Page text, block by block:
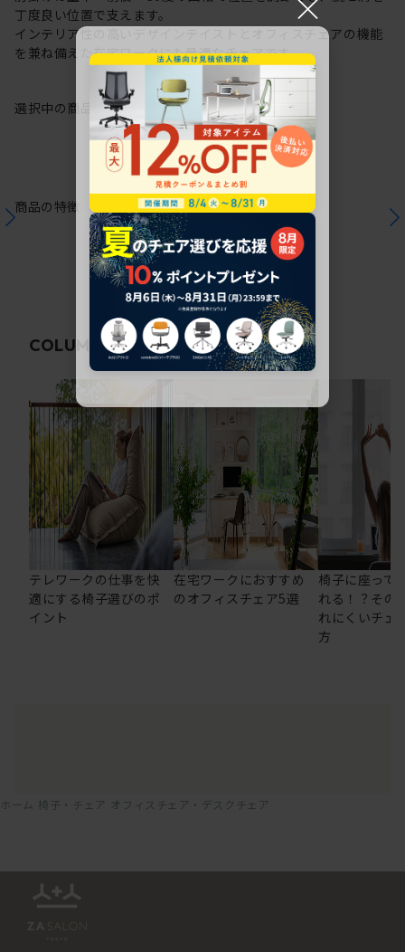
丁度良い位置で支えます。
インテリア性の高いデザインテイストとオフィスチェアの機能
を兼ね備えた在宅ワークにも最適なチェアです。
選択中の商品情報保証 注意事項
商品の特徴
COLUMN関連コラム
テレワークの仕事を快
適にする椅子選びのポ
イント
在宅ワークにおすすめ
のオフィスチェア5選
椅子に座って
れる！？その
れにくいチェ
方
ホーム 椅子・チェア オフィスチェア・デスクチェア